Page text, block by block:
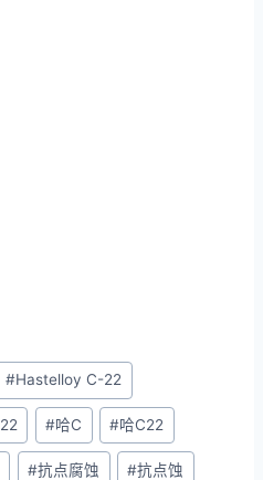
#Hastelloy C-22
#哈C #哈C22
#抗点腐蚀 #抗点蚀